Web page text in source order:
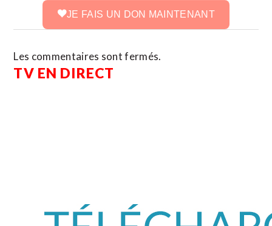
JE FAIS UN DON MAINTENANT
Les commentaires sont fermés.
TV EN DIRECT